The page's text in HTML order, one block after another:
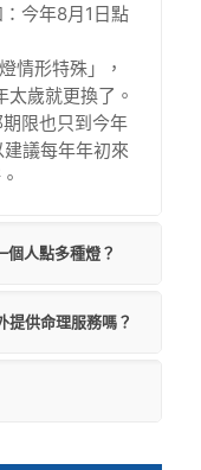
今年8月1日點
情形特殊」，
歲就更換了。
限也只到今年
議每年年初來
個人點多種燈？
提供命理服務嗎？